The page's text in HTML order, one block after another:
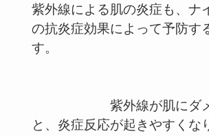
紫外線による肌の炎症も、ナ
の抗炎症効果によって予防す
す
紫外線が肌にダメー
と、炎症反応が起きやすくな